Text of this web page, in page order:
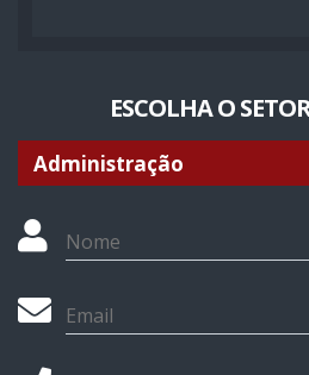
ESCOLHA O
Nome
Email